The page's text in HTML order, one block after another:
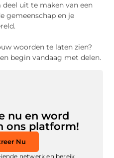
uit te maken van een
gemeenschap en je
woorden te laten zien?
begin vandaag met delen.
nu en word
ons platform!
Nu
netwerk en bereik